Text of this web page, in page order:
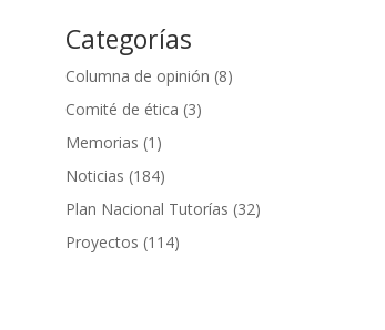
Categorías
Columna de opinión (8)
Comité de ética (3)
Memorias (1)
Noticias (184)
Plan Nacional Tutorías (32)
Proyectos (114)